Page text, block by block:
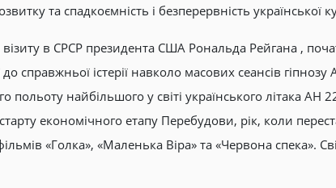
та спадкоємність і безперервність української
в СРСР президента США Рональда Рейгана ,
справжньої істерії навколо масових сеансів гіпнозу
найбільшого у світі українського літака АН
економічного етапу Перебудови, рік, коли
«Голка», «Маленька Віра» та «Червона спека».